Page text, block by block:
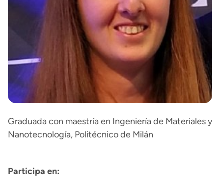
Graduada con maestría en Ingeniería de Materiales y
Nanotecnología, Politécnico de Milán
Participa en: